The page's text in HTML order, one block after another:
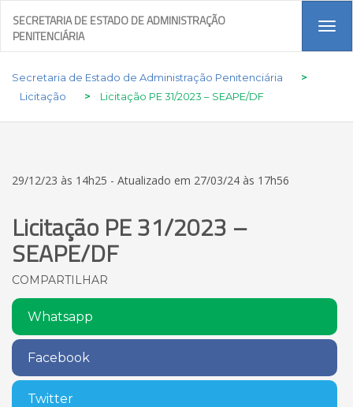
SECRETARIA DE ESTADO DE ADMINISTRAÇÃO
PENITENCIÁRIA
Secretaria de Estado de Administração Penitenciária
>
Licitação
> Licitação PE 31/2023 – SEAPE/DF
29/12/23 às 14h25 - Atualizado em 27/03/24 às 17h56
Licitação PE 31/2023 –
SEAPE/DF
COMPARTILHAR
Whatsapp
Facebook
Twitter